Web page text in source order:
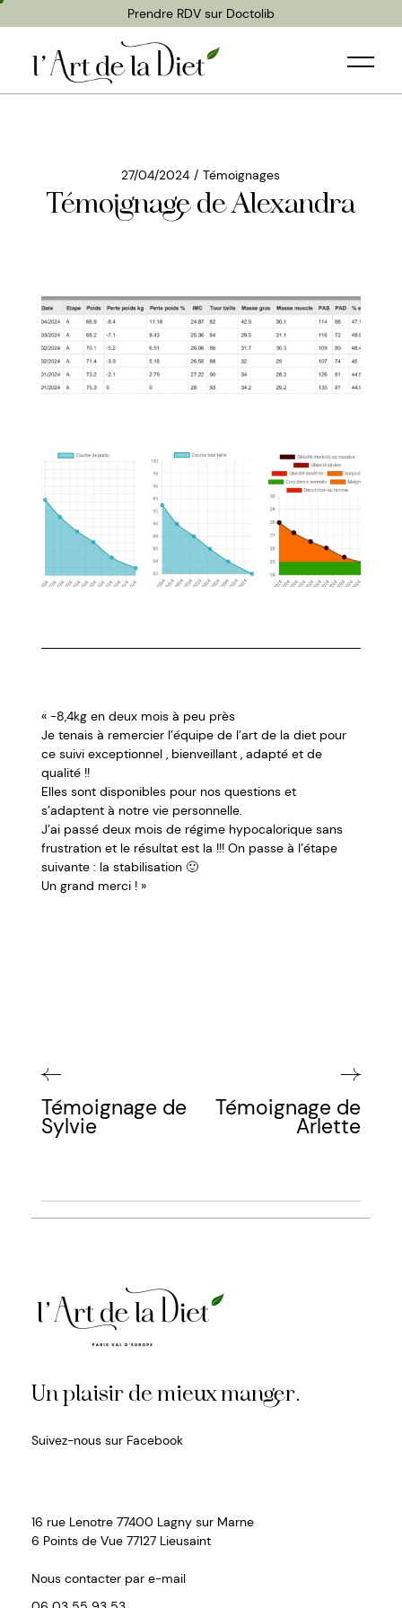
Prendre RDV sur Doctolib
27/04/2024 Témoignages
Témoignage de Alexandra
« -8,4kg en deux mois à peu près
Je tenais à remercier l’équipe de l’art de la diet pour
ce suivi exceptionnel , bienveillant , adapté et de
qualité !!
Elles sont disponibles pour nos questions et
s’adaptent à notre vie personnelle.
J’ai passé deux mois de régime hypocalorique sans
frustration et le résultat est la !!! On passe à l’étape
suivante : la stabilisation 🙂
Un grand merci ! »
Témoignage de
Sylvie
Témoignage de
Arlette
Un plaisir de mieux manger.
Suivez-nous sur Facebook
16 rue Lenotre 77400 Lagny sur Marne
6 Points de Vue 77127 Lieusaint
Nous contacter par e-mail